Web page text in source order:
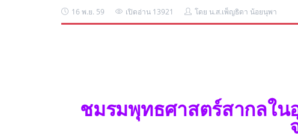
16 พ.ย. 59 เปิดอ่าน 13921 โดย น.ส.เพ็ญธิดา น้อยนุพา
ชมรมพุทธศาสตร์สากลใน